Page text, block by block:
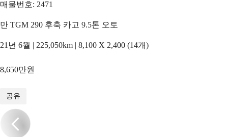
매물번호: 2471
만 TGM 290 후축 카고 9.5톤 오토
21년 6월 | 225,050km | 8,100 X 2,400 (14개)
8,650만원
공유
/15